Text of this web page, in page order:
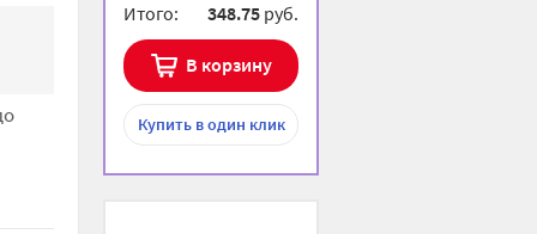
Итого: 348.75 руб.
В корзину
Купитьв один клик